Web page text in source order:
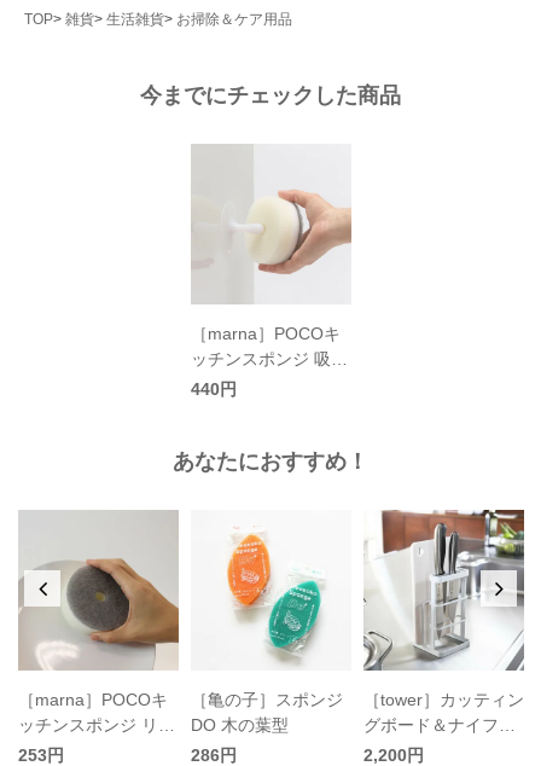
TOP 雑貨 生活雑貨 お掃除＆ケア用品
今までにチェックした商品
［marna］POCOキ
ッチンスポンジ 吸盤
付き／マーナ
440円
あなたにおすすめ！
［marna］POCOキ
ッチンスポンジ リフ
ィル／マーナ
253円
［亀の子］スポンジ
DO 木の葉型
286円
［tower］カッティン
グボード＆ナイフス
タンド／タワー
2,200円